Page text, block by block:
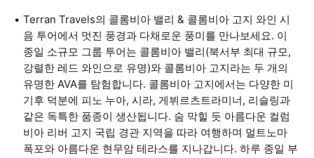
Terran Travels의 콜롬비아 밸리 & 콜롬비아 고지 와인 시
음 투어에서 멋진 풍경과 다채로운 풍미를 만나보세요. 이
종일 소규모 그룹 투어는 콜롬비아 밸리(북서부 최대 규모,
강렬한 레드 와인으로 유명)와 콜롬비아 고지라는 두 개의
유명한 AVA를 탐험합니다. 콜롬비아 고지에서는 다양한 미
기후 덕분에 피노 누아, 시라, 게뷔르츠트라미너, 리슬링과
같은 독특한 품종이 생산됩니다. 숨 막힐 듯 아름다운 컬럼
비아 리버 고지 국립 경관 지역을 따라 여행하며 멀트노마
폭포와 아름다운 현무암 테라스를 지나갑니다. 하루 종일 부